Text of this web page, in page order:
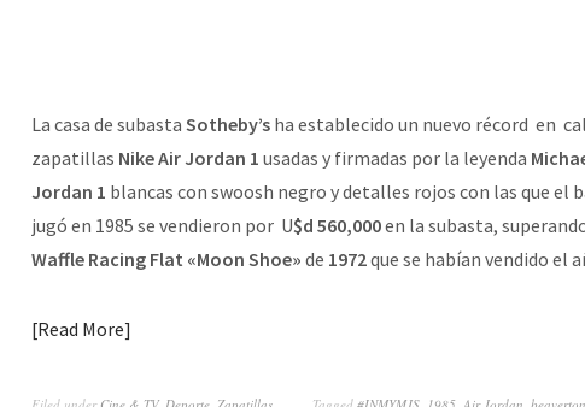
La casa de subasta Sotheby’s ha establecido un nuevo récord en
zapatillas Nike Air Jordan 1 usadas y firmadas por la leyenda
Jordan 1 blancas con swoosh negro y detalles rojos con las que el
jugó en 1985 se vendieron por U$d 560,000en la subasta,
Waffle Racing Flat «Moon Shoe» de 1972que se habían vendido el
Read More